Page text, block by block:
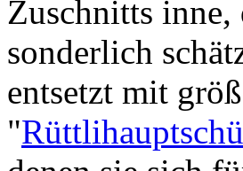
Zuschnitts
sonderlich
entsetzt mit
"